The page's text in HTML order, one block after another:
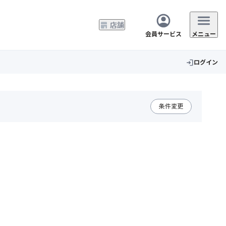
店舗
会員サービス メニュー
loginログイン
条件変更